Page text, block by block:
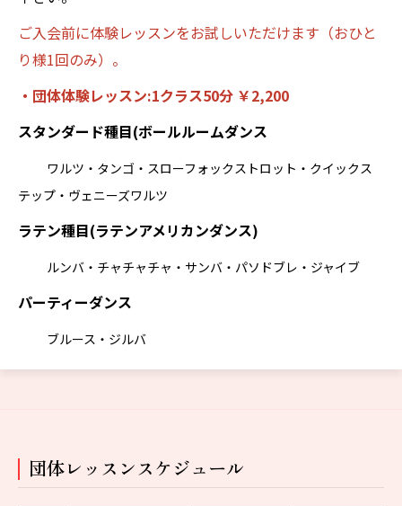
ご入会前に体験レッスンをお試しいただけます（おひと
り様1回のみ）。
・団体体験レッスン:1クラス50分 ￥2,200
スタンダード種目(ボールルームダンス
ワルツ・タンゴ・スローフォックストロット・クイックス
テップ・ヴェニーズワルツ
ラテン種目(ラテンアメリカンダンス)
ルンバ・チャチャチャ・サンバ・パソドブレ・ジャイブ
パーティーダンス
ブルース・ジルバ
団体レッスンスケジュール